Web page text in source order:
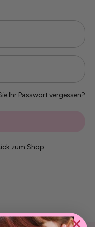
Ihr Passwort vergessen?
zum Shop